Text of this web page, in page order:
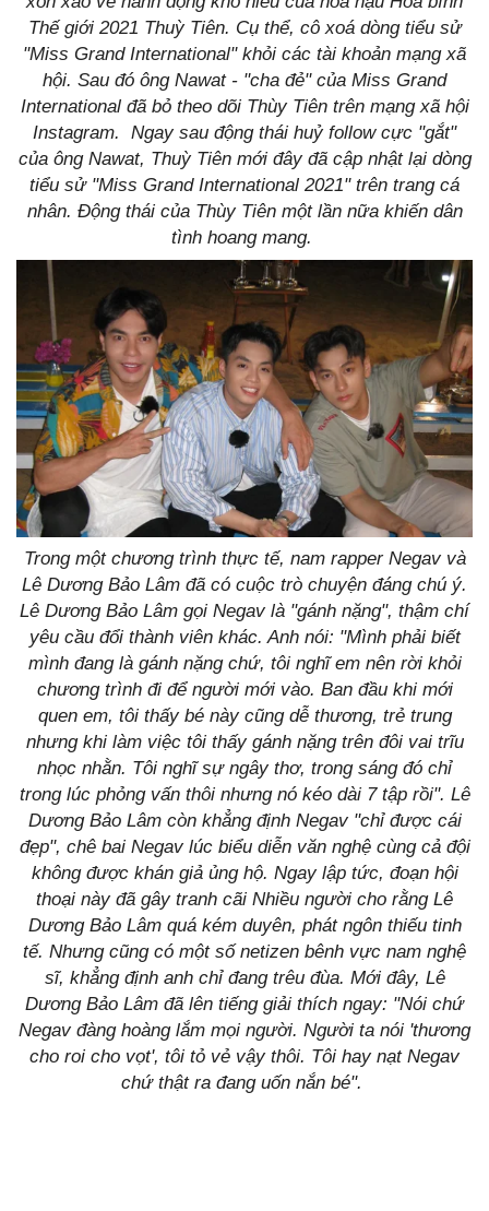
Thế giới 2021 Thuỳ Tiên. Cụ thể, cô xoá dòng tiểu sử
"Miss Grand International" khỏi các tài khoản mạng xã
hội. Sau đó ông Nawat - "cha đẻ" của Miss Grand
International đã bỏ theo dõi Thùy Tiên trên mạng xã hội
Instagram. Ngay sau động thái huỷ follow cực "gắt"
của ông Nawat, Thuỳ Tiên mới đây đã cập nhật lại dòng
tiểu sử "Miss Grand International 2021" trên trang cá
nhân. Động thái của Thùy Tiên một lần nữa khiến dân
tình hoang mang.
Trong một chương trình thực tế, nam rapper Negav và
Lê Dương Bảo Lâm đã có cuộc trò chuyện đáng chú ý.
Lê Dương Bảo Lâm gọi Negav là "gánh nặng", thậm chí
yêu cầu đổi thành viên khác. Anh nói: "Mình phải biết
mình đang là gánh nặng chứ, tôi nghĩ em nên rời khỏi
chương trình đi để người mới vào. Ban đầu khi mới
quen em, tôi thấy bé này cũng dễ thương, trẻ trung
nhưng khi làm việc tôi thấy gánh nặng trên đôi vai trĩu
nhọc nhằn. Tôi nghĩ sự ngây thơ, trong sáng đó chỉ
trong lúc phỏng vấn thôi nhưng nó kéo dài 7 tập rồi". Lê
Dương Bảo Lâm còn khẳng định Negav "chỉ được cái
đẹp", chê bai Negav lúc biểu diễn văn nghệ cùng cả đội
không được khán giả ủng hộ. Ngay lập tức, đoạn hội
thoại này đã gây tranh cãi Nhiều người cho rằng Lê
Dương Bảo Lâm quá kém duyên, phát ngôn thiếu tinh
tế. Nhưng cũng có một số netizen bênh vực nam nghệ
sĩ, khẳng định anh chỉ đang trêu đùa. Mới đây, Lê
Dương Bảo Lâm đã lên tiếng giải thích ngay: "Nói chứ
Negav đàng hoàng lắm mọi người. Người ta nói 'thương
cho roi cho vọt', tôi tỏ vẻ vậy thôi. Tôi hay nạt Negav
chứ thật ra đang uốn nắn bé".